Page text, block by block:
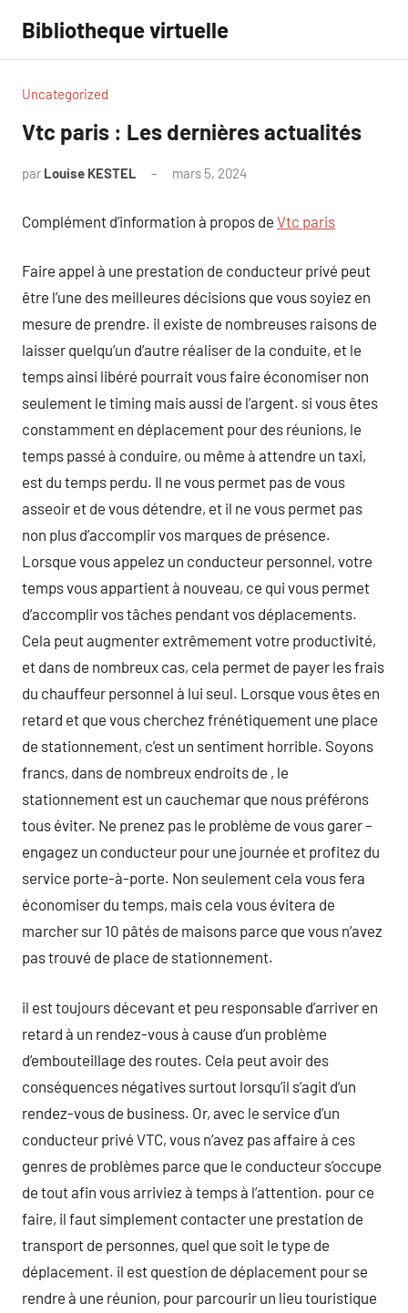
contenu
Bibliotheque virtuelle
Uncategorized
Vtc paris : Les dernières actualités
par Louise KESTEL mars 5, 2024
Complément d’information à propos de Vtc paris
Faire appel à une prestation de conducteur privé peut
être l’une des meilleures décisions que vous soyiez en
mesure de prendre. il existe de nombreuses raisons de
laisser quelqu’un d’autre réaliser de la conduite, et le
temps ainsi libéré pourrait vous faire économiser non
seulement le timing mais aussi de l’argent. si vous êtes
constamment en déplacement pour des réunions, le
temps passé à conduire, ou même à attendre un taxi,
est du temps perdu. Il ne vous permet pas de vous
asseoir et de vous détendre, et il ne vous permet pas
non plus d’accomplir vos marques de présence.
Lorsque vous appelez un conducteur personnel, votre
temps vous appartient à nouveau, ce qui vous permet
d’accomplir vos tâches pendant vos déplacements.
Cela peut augmenter extrêmement votre productivité,
et dans de nombreux cas, cela permet de payer les frais
du chauffeur personnel à lui seul. Lorsque vous êtes en
retard et que vous cherchez frénétiquement une place
de stationnement, c’est un sentiment horrible. Soyons
francs, dans de nombreux endroits de , le
stationnement est un cauchemar que nous préférons
tous éviter. Ne prenez pas le problème de vous garer –
engagez un conducteur pour une journée et profitez du
service porte-à-porte. Non seulement cela vous fera
économiser du temps, mais cela vous évitera de
marcher sur 10 pâtés de maisons parce que vous n’avez
pas trouvé de place de stationnement.
il est toujours décevant et peu responsable d’arriver en
retard à un rendez-vous à cause d’un problème
d’embouteillage des routes. Cela peut avoir des
conséquences négatives surtout lorsqu’il s’agit d’un
rendez-vous de business. Or, avec le service d’un
conducteur privé VTC, vous n’avez pas affaire à ces
genres de problèmes parce que le conducteur s’occupe
de tout afin vous arriviez à temps à l’attention. pour ce
faire, il faut simplement contacter une prestation de
transport de personnes, quel que soit le type de
déplacement. il est question de déplacement pour se
rendre à une réunion, pour parcourir un lieu touristique